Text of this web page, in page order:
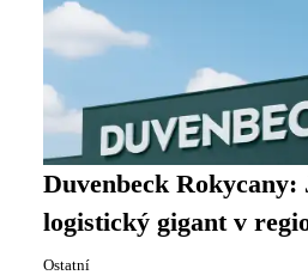
Duvenbeck Rokycany:
logistický gigant v
Ostatní